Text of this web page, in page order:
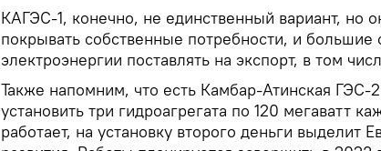
КАГЭС-1, конечно, не единственный вариант, но
покрывать собственные потребности, и
электроэнергии поставлять на экспорт, в том
Также напомним, что есть Камбар-Атинская
установить три гидроагрегата по 120 мегаватт
работает, на установку второго деньги выделит